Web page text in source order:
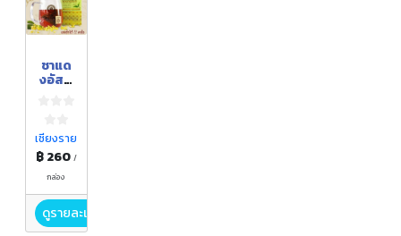
ชาแด
งอัสสั
าย
เชียงราย
฿ 260 /
กล่อง
ดูรายละเอียด